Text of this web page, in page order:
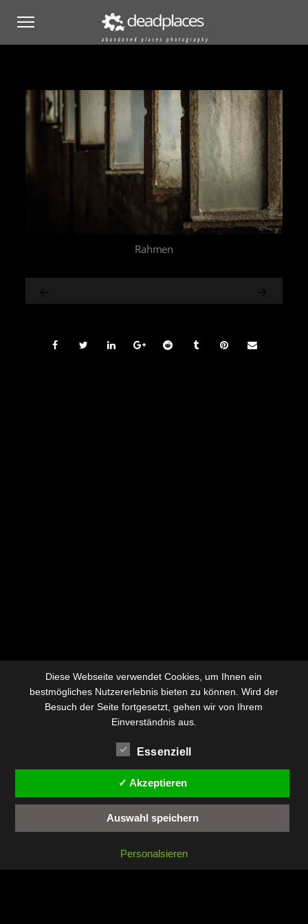
Rahmen
Diese Webseite verwendet Cookies, um Ihnen ein
bestmögliches Nutzererlebnis bieten zu können. Wird der
Besuch der Seite fortgesetzt, gehen wir von Ihrem
Einverständnis aus.
Essenziell
✓ Akzeptieren
Auswahl speichern
Personalsieren